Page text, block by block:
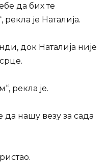
да бих те
је Наталија.
док Наталија није
рекла је.
нашу везу за сада